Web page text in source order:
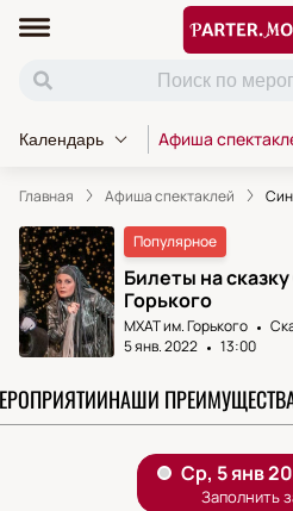
Календарь Афиша
Главная Афиша спектаклей
Популярное
Билеты на
Горького
МХАТ им. Горького
5 янв. 2022
13:00
НАШИ